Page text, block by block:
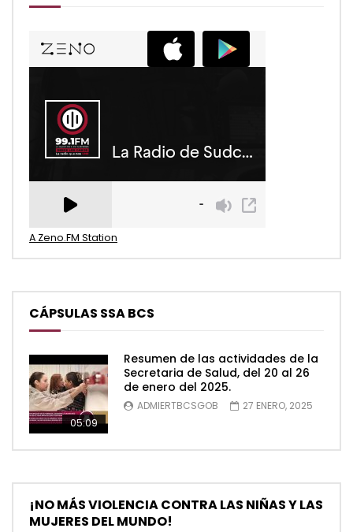
A Zeno.FM Station
CÁPSULAS SSA BCS
05:09
Resumen de las actividades de la
Secretaria de Salud, del 20 al 26
de enero del 2025.
ADMIERTBCSGOB 27 ENERO, 2025
¡NO MÁS VIOLENCIA CONTRA LAS NIÑAS Y LAS
MUJERES DEL MUNDO!